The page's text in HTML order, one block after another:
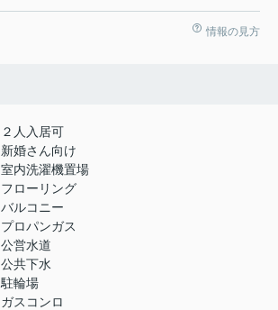
情報の見方
２人入居可
新婚さん向け
室内洗濯機置場
フローリング
バルコニー
プロパンガス
公営水道
公共下水
駐輪場
ガスコンロ